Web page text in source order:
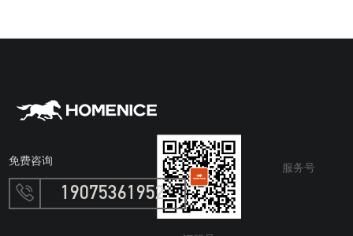
服务号
免费咨询
19075361952